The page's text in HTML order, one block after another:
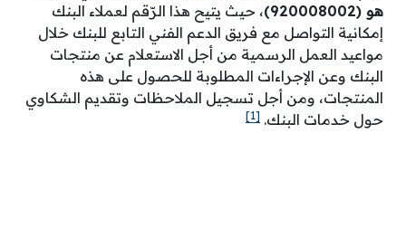
هو (920008002)
، حيث يتيح هذا الرّقم لعملاء البنك
إمكانية التواصل مع فريق الدعم الفني التابع للبنك خلال
مواعيد العمل الرسمية من أجل الاستعلام عن منتجات
البنك وعن الإجراءات المطلوبة للحصول على هذه
المنتجات، ومن أجل تسجيل الملاحظات وتقديم الشكاوي
حول خدمات البنك. [1]